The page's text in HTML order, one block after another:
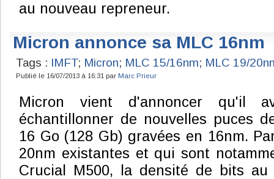
au nouveau repreneur.
Micron annonce sa MLC 16nm
Tags : IMFT; Micron; MLC 15/16nm; MLC 19/
Publié le 16/07/2013 à 16:31 par Marc Prieur
Micron vient d'annoncer qu'il
échantillonner de nouvelles puces
16 Go (128 Gb) gravées en 16nm.
20nm existantes et qui sont
Crucial M500, la densité de bits au